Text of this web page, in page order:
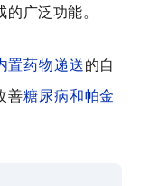
广泛功能。
置药物递送的自
善糖尿病和帕金